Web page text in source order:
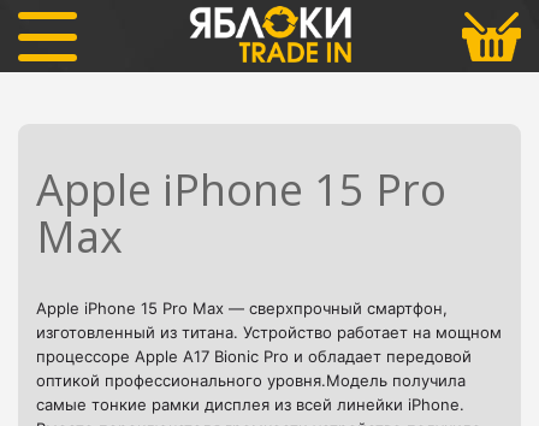
iPhone 15 Pro Max
Apple iPhone 15 Pro
Max
Apple iPhone 15 Pro Max — сверхпрочный смартфон,
изготовленный из титана. Устройство работает на мощном
процессоре Apple A17 Bionic Pro и обладает передовой
оптикой профессионального уровня.Модель получила
самые тонкие рамки дисплея из всей линейки iPhone.